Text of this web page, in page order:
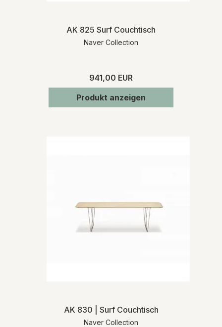
AK 825 Surf Couchtisch
Naver Collection
941,00 EUR
Produkt anzeigen
AK 830 | Surf Couchtisch
Naver Collection